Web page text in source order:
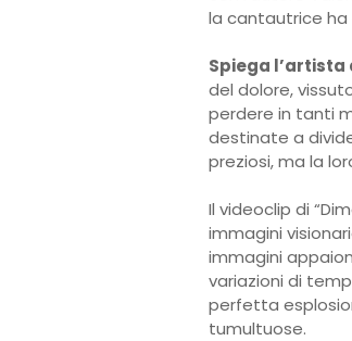
la cantautrice
Spiega
del dolore,
perdere in tanti
destinate a
preziosi, ma la
Il videoclip di
immagini
immagini
variazioni di
perfetta
tumultuose.